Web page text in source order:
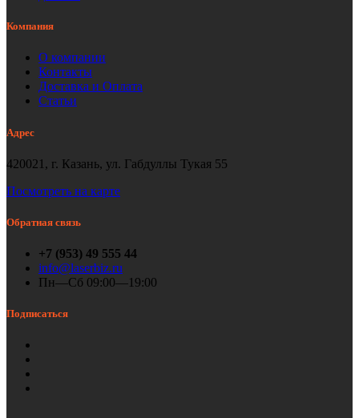
Компания
О компании
Контакты
Доставка и Оплата
Статьи
Адрес
420021, г. Казань, ул. Габдуллы Тукая 55
Посмотреть на карте
Обратная связь
+7 (953) 49 555 44
info@laserbiz.ru
Пн—Сб 09:00—19:00
Подписаться